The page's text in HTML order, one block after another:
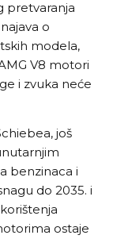
pretvaranja
o
modela,
V8 motori
i zvuka neće
još
benzinaca i
do 2035. i
ostaje